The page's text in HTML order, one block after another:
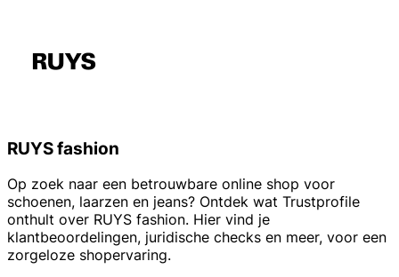
RUYS fashion
Op zoek naar een betrouwbare online shop voor
schoenen, laarzen en jeans? Ontdek wat Trustprofile
onthult over RUYS fashion. Hier vind je
klantbeoordelingen, juridische checks en meer, voor een
zorgeloze shopervaring.